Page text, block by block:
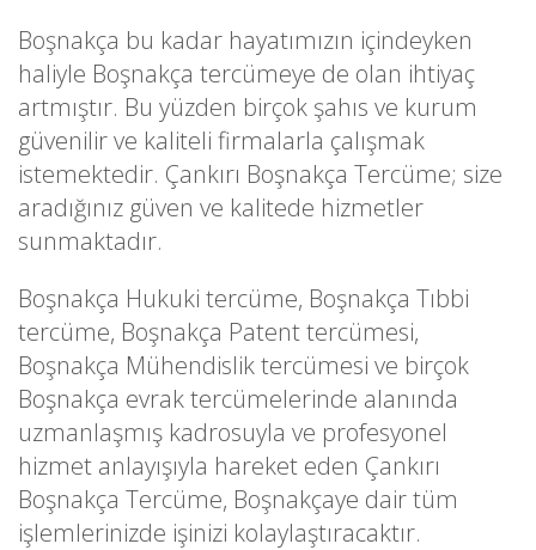
Boşnakça bu kadar hayatımızın içindeyken
haliyle Boşnakça tercümeye de olan ihtiyaç
artmıştır. Bu yüzden birçok şahıs ve kurum
güvenilir ve kaliteli firmalarla çalışmak
istemektedir. Çankırı Boşnakça Tercüme; size
aradığınız güven ve kalitede hizmetler
sunmaktadır.
Boşnakça Hukuki tercüme, Boşnakça Tıbbi
tercüme, Boşnakça Patent tercümesi,
Boşnakça Mühendislik tercümesi ve birçok
Boşnakça evrak tercümelerinde alanında
uzmanlaşmış kadrosuyla ve profesyonel
hizmet anlayışıyla hareket eden Çankırı
Boşnakça Tercüme, Boşnakçaye dair tüm
işlemlerinizde işinizi kolaylaştıracaktır.